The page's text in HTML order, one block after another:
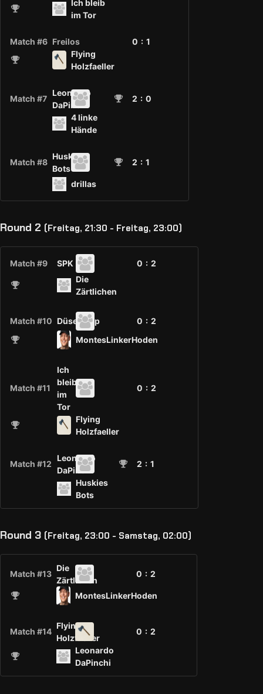
Ich bleib
im Tor
Match #6 Freilos 0 : 1
Flying
Holzfaeller
Match #7
Leonardo
DaPinchi
2 : 0
4 linke
Hände
Match #8
Huskies
Bots
2 : 1
drillas
Round 2 (Freitag, 21:30 - Freitag, 23:00)
Match #9 SPK 0 : 2
Die
Zärtlichen
Match #10 Düsenjeep 0 : 2
MontesLinkerHoden
Match #11
Ich
bleib
im
Tor
0 : 2
Flying
Holzfaeller
Match #12
Leonardo
DaPinchi
2 : 1
Huskies
Bots
Round 3 (Freitag, 23:00 - Samstag, 02:00)
Match #13
Die
Zärtlichen
0 : 2
MontesLinkerHoden
Match #14
Flying
Holzfaeller
0 : 2
Leonardo
DaPinchi